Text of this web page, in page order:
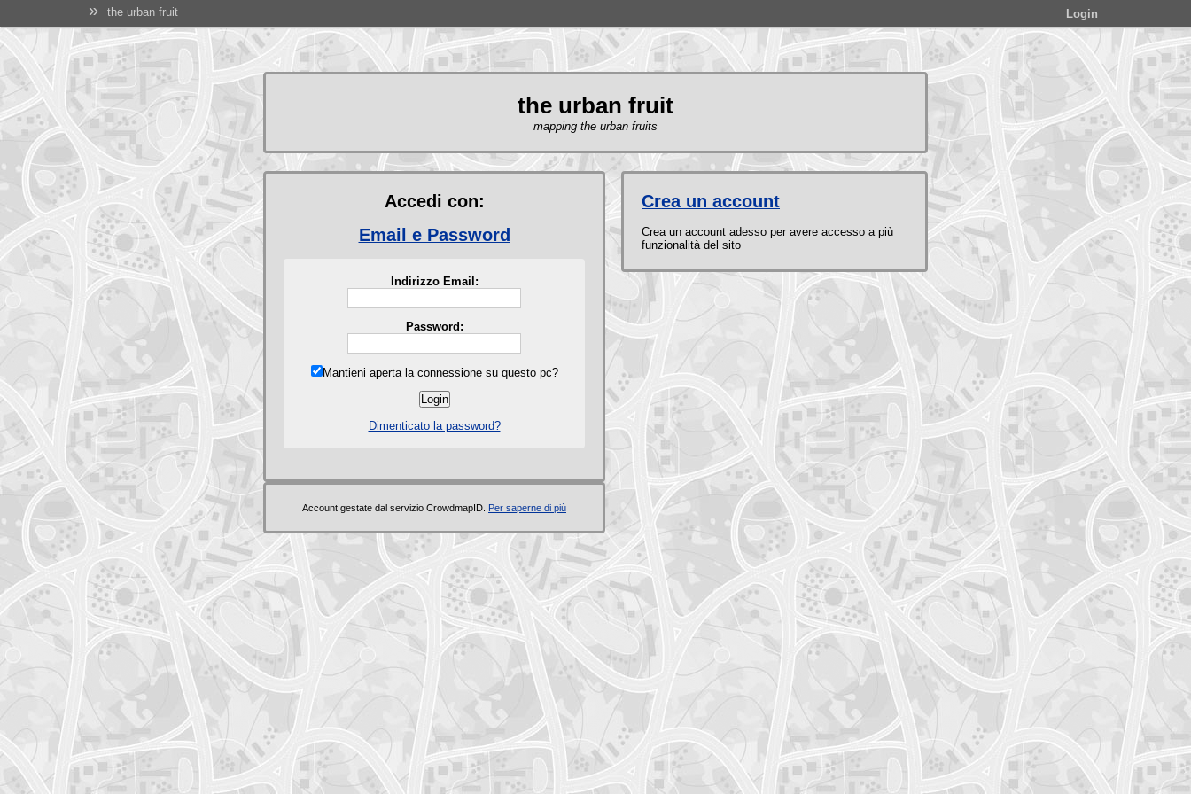
» the urban fruit Login
the urban fruit
mapping the urban fruits
Accedi con:
Email e Password
Indirizzo Email:
Password:
Mantieni aperta la connessione su questo pc?
Dimenticato la password?
Crea un account
Crea un account adesso per avere accesso a più
funzionalità del sito
Account gestate dal servizio CrowdmapID. Per saperne di più